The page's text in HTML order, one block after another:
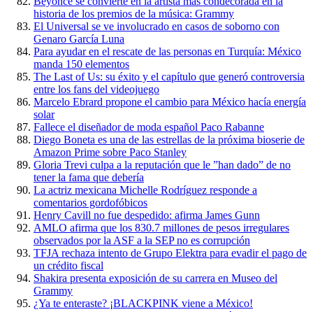
historia de los premios de la música: Grammy
El Universal se ve involucrado en casos de soborno con
Genaro García Luna
Para ayudar en el rescate de las personas en Turquía: México
manda 150 elementos
The Last of Us: su éxito y el capítulo que generó controversia
entre los fans del videojuego
Marcelo Ebrard propone el cambio para México hacía energía
solar
Fallece el diseñador de moda español Paco Rabanne
Diego Boneta es una de las estrellas de la próxima bioserie de
Amazon Prime sobre Paco Stanley
Gloria Trevi culpa a la reputación que le ”han dado” de no
tener la fama que debería
La actriz mexicana Michelle Rodríguez responde a
comentarios gordofóbicos
Henry Cavill no fue despedido: afirma James Gunn
AMLO afirma que los 830.7 millones de pesos irregulares
observados por la ASF a la SEP no es corrupción
TFJA rechaza intento de Grupo Elektra para evadir el pago de
un crédito fiscal
Shakira presenta exposición de su carrera en Museo del
Grammy
¿Ya te enteraste? ¡BLACKPINK viene a México!